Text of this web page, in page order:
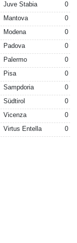
Juve Stabia
0
Mantova
0
Modena
0
Padova
0
Palermo
0
Pisa
0
Sampdoria
0
Südtirol
0
Vicenza
0
Virtus Entella
0